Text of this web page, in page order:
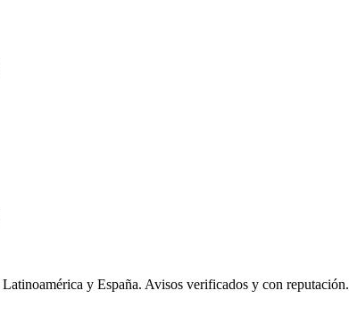
y España. Avisos verificados y con reputación.